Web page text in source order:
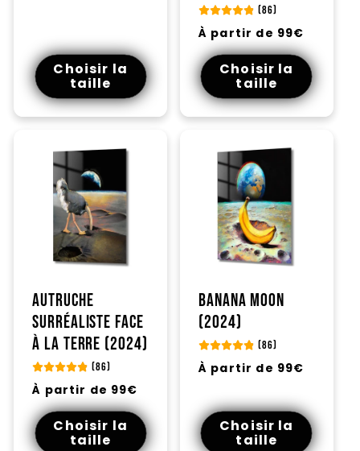
Choisir la
taille
(86)
Prix
habituel
À partir de 99€
Choisir la
taille
Autruche
surréaliste face
à la Terre (2024)
(86)
Prix
habituel
À partir de 99€
Choisir la
taille
Banana moon
(2024)
(86)
Prix
À partir de 99€
Choisir la
taille